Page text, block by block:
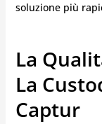
soluzione più
La
La
Captur